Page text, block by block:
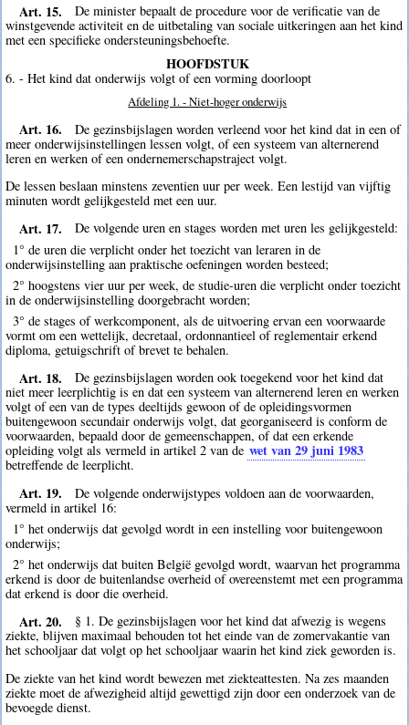
Art. 15.
De minister bepaalt de procedure voor de verificatie van de
winstgevende activiteit en de uitbetaling van sociale uitkeringen aan het kind
met een specifieke ondersteuningsbehoefte.
HOOFDSTUK
6. - Het kind dat onderwijs volgt of een vorming doorloopt
Afdeling 1. - Niet-hoger onderwijs
Art. 16.
De gezinsbijslagen worden verleend voor het kind dat in een of
meer onderwijsinstellingen lessen volgt, of een systeem van alternerend
leren en werken of een ondernemerschapstraject volgt.
De lessen beslaan minstens zeventien uur per week. Een lestijd van vijftig
minuten wordt gelijkgesteld met een uur.
Art. 17.
De volgende uren en stages worden met uren les gelijkgesteld:
1° de uren die verplicht onder het toezicht van leraren in de
onderwijsinstelling aan praktische oefeningen worden besteed;
2° hoogstens vier uur per week, de studie-uren die verplicht onder toezicht
in de onderwijsinstelling doorgebracht worden;
3° de stages of werkcomponent, als de uitvoering ervan een voorwaarde
vormt om een wettelijk, decretaal, ordonnantieel of reglementair erkend
diploma, getuigschrift of brevet te behalen.
Art. 18.
De gezinsbijslagen worden ook toegekend voor het kind dat
niet meer leerplichtig is en dat een systeem van alternerend leren en werken
volgt of een van de types deeltijds gewoon of de opleidingsvormen
buitengewoon secundair onderwijs volgt, dat georganiseerd is conform de
voorwaarden, bepaald door de gemeenschappen, of dat een erkende
opleiding volgt als vermeld in artikel 2 van de wet van 29 juni 1983
betreffende de leerplicht.
Art. 19.
De volgende onderwijstypes voldoen aan de voorwaarden,
vermeld in artikel 16:
1° het onderwijs dat gevolgd wordt in een instelling voor buitengewoon
onderwijs;
2° het onderwijs dat buiten België gevolgd wordt, waarvan het programma
erkend is door de buitenlandse overheid of overeenstemt met een programma
dat erkend is door die overheid.
Art. 20.
§ 1. De gezinsbijslagen voor het kind dat afwezig is wegens
ziekte, blijven maximaal behouden tot het einde van de zomervakantie van
het schooljaar dat volgt op het schooljaar waarin het kind ziek geworden is.
De ziekte van het kind wordt bewezen met ziekteattesten. Na zes maanden
ziekte moet de afwezigheid altijd gewettigd zijn door een onderzoek van de
bevoegde dienst.